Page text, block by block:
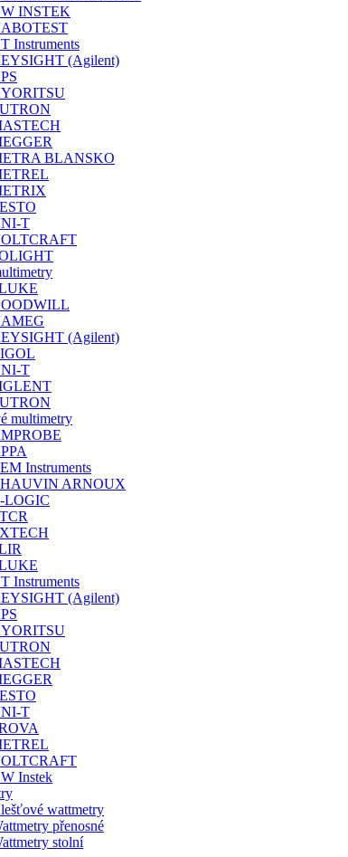
INSTEK
Instruments
(Agilent)
BLANSKO
T
(Agilent)
T
multimetry
Instruments
ARNOUX
LOGIC
Instruments
(Agilent)
T
Instek
wattmetry
přenosné
stolní